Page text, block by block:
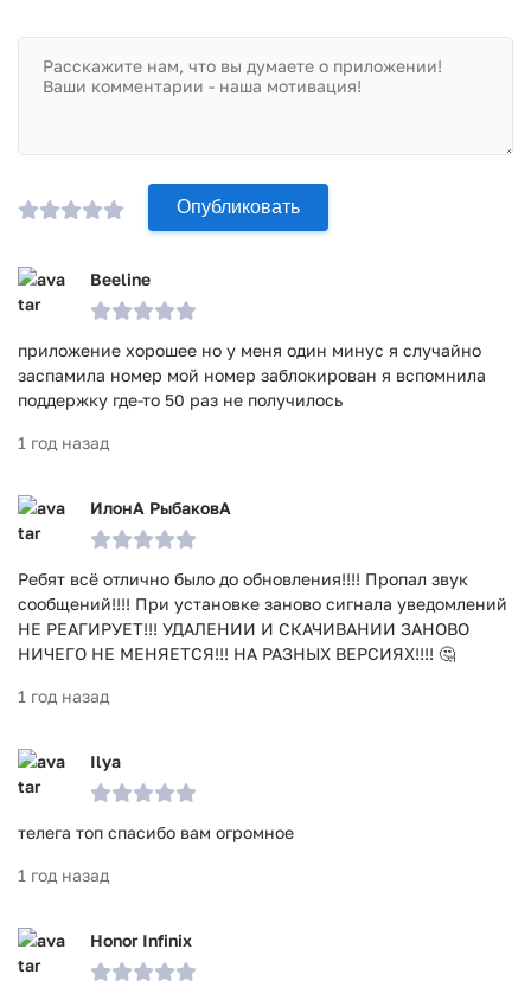
Скачайте Telegram с нашего сайта бесплатно. Попробуйте
самый быстрый и надежный мессенджер, который будет
отлично работать даже на слабых устройствах!
VirusTotal. В результате проверки по всем последним
сигнатурам заражения файлов не выявлено.
Опубликовать
Beeline
приложение хорошее но у меня один минус я случайно
заспамила номер мой номер заблокирован я вспомнила
поддержку где-то 50 раз не получилось
1 год назад
ИлонА РыбаковА
Ребят всё отлично было до обновления!!!! Пропал звук
сообщений!!!! При установке заново сигнала уведомлений
НЕ РЕАГИРУЕТ!!! УДАЛЕНИИ И СКАЧИВАНИИ ЗАНОВО
НИЧЕГО НЕ МЕНЯЕТСЯ!!! НА РАЗНЫХ ВЕРСИЯХ!!!! 🤔
1 год назад
Ilya
телега топ спасибо вам огромное
1 год назад
Honor Infinix